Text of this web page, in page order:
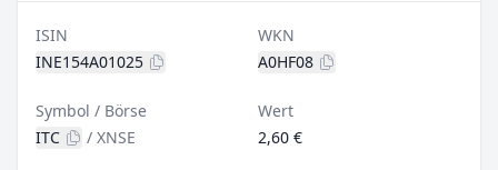
ISIN
INE154A01025
WKN
A0HF08
Symbol / Börse
ITC
/ XNSE
Wert
2,60 €